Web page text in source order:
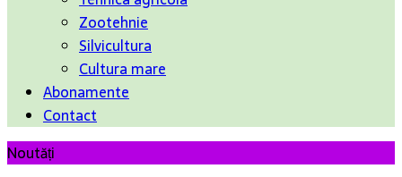
Zootehnie
Silvicultura
Cultura mare
Abonamente
Contact
Noutăți